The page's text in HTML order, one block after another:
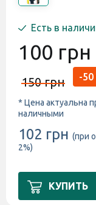
Есть в
100 грн
150 грн -50
* Цена актуальна
наличными
102 грн (при
2%)
КУПИТЬ